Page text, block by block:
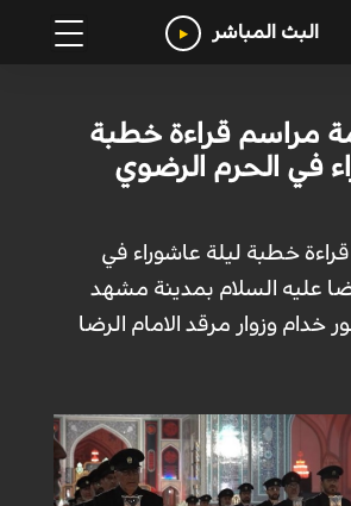
البث المباشر
مراسم قراءة خطبة
في الحرم الرضوي
خطبة ليلة عاشوراء في
عليه السلام بمدينة مشهد
خدام وزوار مرقد الامام الرضا